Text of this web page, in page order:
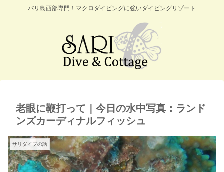
バリ島西部専門！マクロダイビングに強いダイビングリゾート
老眼に鞭打って｜今日の水中写真：ランド
ンズカーディナルフィッシュ
サリダイブの話